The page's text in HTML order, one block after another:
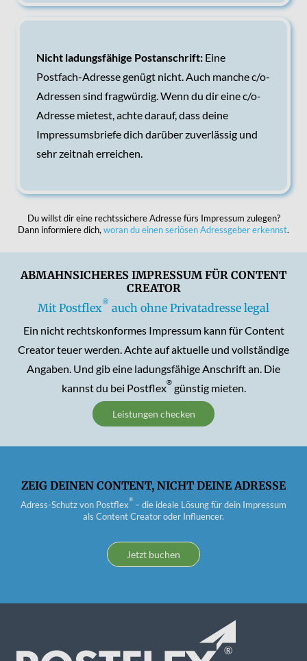
Nicht ladungsfähige Postanschrift: Eine
Postfach-Adresse genügt nicht. Auch manche c/o-
Adressen sind fragwürdig. Wenn du dir eine c/o-
Adresse mietest, achte darauf, dass deine
Impressumsbriefe dich darüber zuverlässig und
sehr zeitnah erreichen.
Du willst dir eine rechtssichere Adresse fürs Impressum zulegen?
Dann informiere dich, woran du einen seriösen Adressgeber erkennst.
ABMAHNSICHERES IMPRESSUM FÜR CONTENT
CREATOR
Mit Postflex® auch ohne Privatadresse legal
Ein nicht rechtskonformes Impressum kann für Content
Creator teuer werden. Achte auf aktuelle und vollständige
Angaben. Und gib eine ladungsfähige Anschrift an. Die
kannst du bei Postflex® günstig mieten.
Leistungen checken
ZEIG DEINEN CONTENT, NICHT DEINE ADRESSE
Adress-Schutzvon Postflex® –die ideale Lösungfürdein Impressum
als ContentCreatoroder Influencer.
Jetzt buchen